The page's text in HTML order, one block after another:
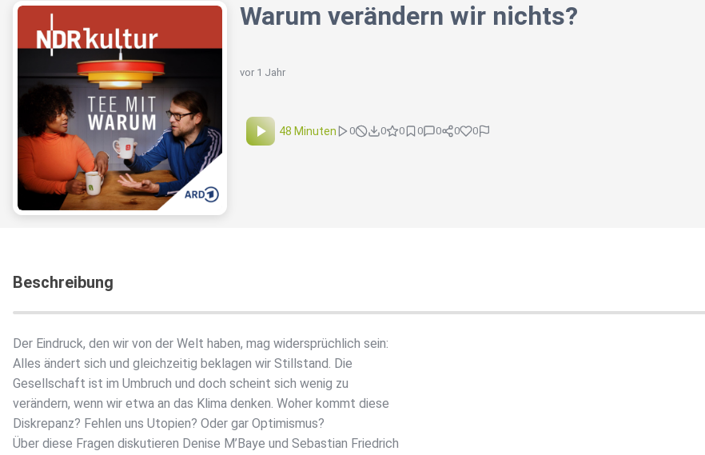
Warum verändern wir nichts?
vor 1 Jahr
48 Minuten 0 0 0 0 0 0 0
Beschreibung
Der Eindruck, den wir von der Welt haben, mag widersprüchlich sein:
Alles ändert sich und gleichzeitig beklagen wir Stillstand. Die
Gesellschaft ist im Umbruch und doch scheint sich wenig zu
verändern, wenn wir etwa an das Klima denken. Woher kommt diese
Diskrepanz? Fehlen uns Utopien? Oder gar Optimismus?
Über diese Fragen diskutieren Denise M’Baye und Sebastian Friedrich